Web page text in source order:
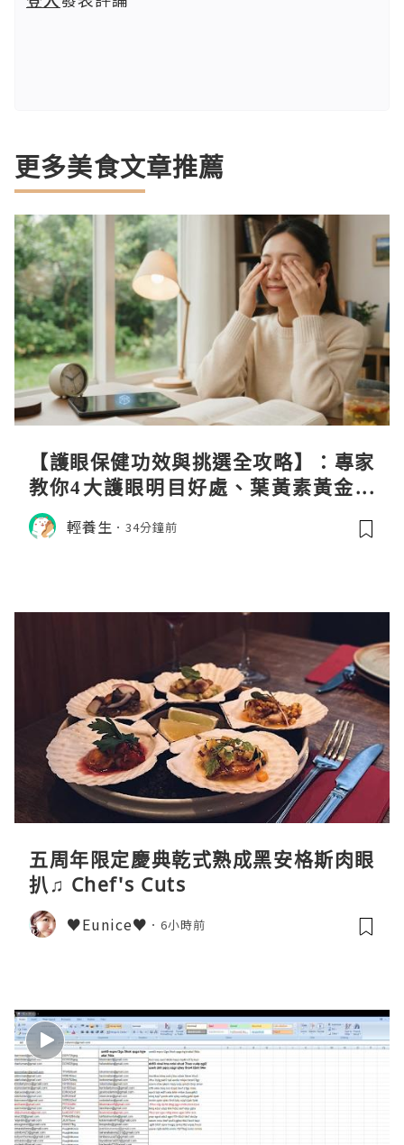
更多美食文章推薦
【護眼保健功效與挑選全攻略】：專家
教你4大護眼明目好處、葉黃素黃金比
例與挑選秘訣
輕養生 34分鐘前
五周年限定慶典乾式熟成黑安格斯肉眼
扒♫ Chef's Cuts
♥Eunice♥ 6小時前